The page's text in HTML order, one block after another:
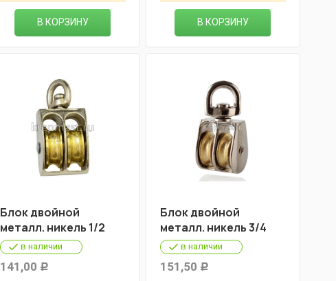
В КОРЗИНУ В КОРЗИНУ
Блок двойной
металл. никель 1/2
в наличии
141,00 Р
Блок двойной
металл. никель 3/4
в наличии
151,50 Р